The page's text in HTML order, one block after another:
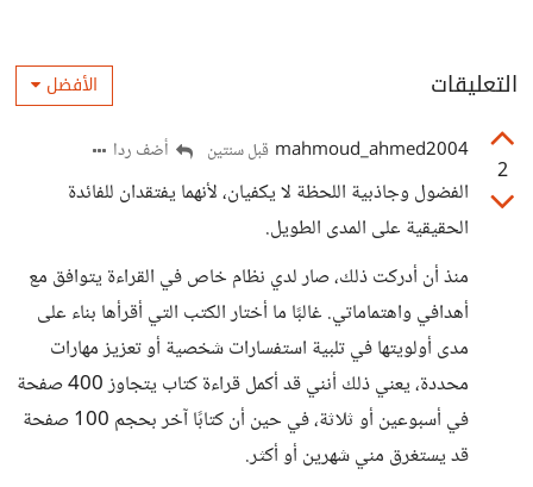
التعليقات الأفضل
2
mahmoud_ahmed2004 قبل سنتين أضف ردا
الفضول وجاذبية اللحظة لا يكفيان، لأنهما يفتقدان للفائدة
الحقيقية على المدى الطويل.
منذ أن أدركت ذلك، صار لدي نظام خاص في القراءة يتوافق مع
أهدافي واهتماماتي. غالبًا ما أختار الكتب التي أقرأها بناء على
مدى أولويتها في تلبية استفسارات شخصية أو تعزيز مهارات
محددة، يعني ذلك أنني قد أكمل قراءة كتاب يتجاوز 400 صفحة
في أسبوعين أو ثلاثة، في حين أن كتابًا آخر بحجم 100 صفحة
قد يستغرق مني شهرين أو أكثر.